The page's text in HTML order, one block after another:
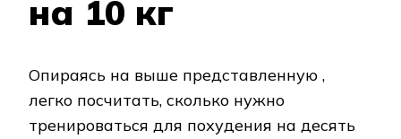
на 10 кг
Опираясь на выше представленную ,
легко посчитать, сколько нужно
тренироваться для похудения на десять